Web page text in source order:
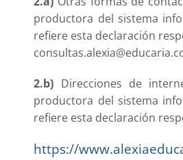
productora del sistema
refiere esta declaración
2.b) Direcciones de
productora del sistema
refiere esta declaración
https://